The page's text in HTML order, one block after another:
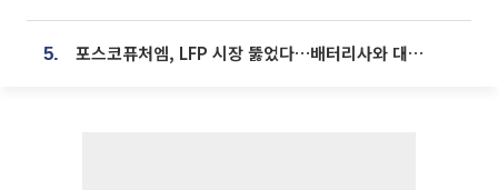
5. 포스코퓨처엠, LFP 시장 뚫었다…배터리사와 대규모 장기 공급 합의